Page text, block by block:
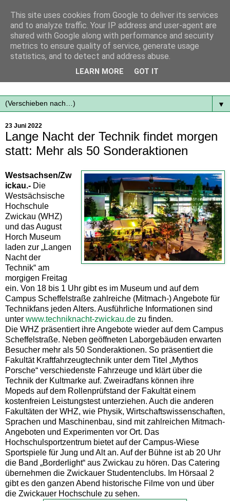
Mit frischen Themen aus der Region immer auf dem
▼
23 Juni 2022
Lange Nacht der Technik findet morgen
statt: Mehr als 50 Sonderaktionen
Westsachsen/Zw
ickau.- Die
Westsächsische
Hochschule
Zwickau (WHZ)
und das August
Horch Museum
laden zur „Langen
Nacht der
Technik“ am
morgigen Freitag
ein. Von 18 bis 1 Uhr gibt es im Museum und auf dem
Campus Scheffelstraße zahlreiche (Mitmach-) Angebote für
Technikfans jeden Alters. Ausführliche Informationen sind
unter www.techniknacht-zwickau.de zu finden.
Die WHZ präsentiert ihre Angebote wieder auf dem Campus
Scheffelstraße. Neben geöffneten Laborgebäuden erwarten
Besucher mehr als 50 Sonderaktionen. So präsentiert die
Fakultät Kraftfahrzeugtechnik unter dem Titel „Mythos
Porsche“ verschiedenste Fahrzeuge und klärt über die
Technik der Kultmarke auf. Zweiradfans können ihre
Mopeds auf dem Rollenprüfstand der Fakultät einem
kostenfreien Leistungstest unterziehen. Auch die anderen
Fakultäten der WHZ, wie Physik, Wirtschaftswissenschaften,
Sprachen und Maschinenbau, sind mit zahlreichen Mitmach-
Angeboten und Experimenten vor Ort. Das
Hochschulsportzentrum bietet auf der Campus-Wiese
Sportspiele für Jung und Alt an. Auf der Bühne ist ab 20 Uhr
die Band „Borderlight“ aus Zwickau zu hören. Das Catering
übernehmen die Zwickauer Studentenclubs. Im Hörsaal 2
gibt es den ganzen Abend historische Filme von und über
die Zwickauer Hochschule zu sehen.
This site uses cookies from Google to deliver its services
and to analyze traffic. Your IP address and user-agent are
shared with Google along with performance and security
metrics to ensure quality of service, generate usage
statistics, and to detect and address abuse.
LEARN MORE GOT IT